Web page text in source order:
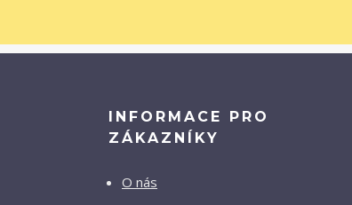
INFORMACE PRO
ZÁKAZNÍKY
O nás